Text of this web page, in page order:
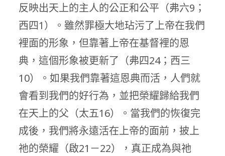
反映出天上的主人的公正和公平（弗六9；
西四1）。雖然罪極大地玷污了上帝在我們
裡面的形象，但靠著上帝在基督裡的恩
典，這個形象被更新了（弗四24；西三
10）。如果我們靠著這恩典而活，人們就
會看到我們的好行為，並把榮耀歸給我們
在天上的父（太五16）。當我們的恢復完
成後，我們將永遠活在上帝的面前，披上
祂的榮耀（啟21－22），真正成為與祂